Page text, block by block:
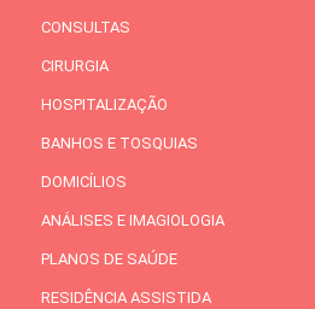
CONSULTAS
CIRURGIA
HOSPITALIZAÇÃO
BANHOS E TOSQUIAS
DOMICÍLIOS
ANÁLISES E IMAGIOLOGIA
PLANOS DE SAÚDE
RESIDÊNCIA ASSISTIDA